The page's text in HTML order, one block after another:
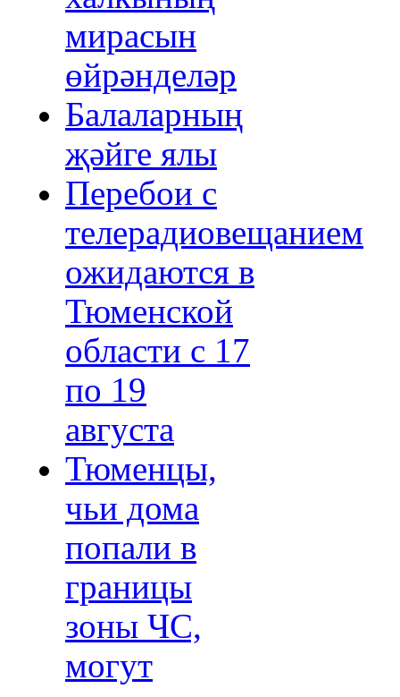
мирасын
өйрәнделәр
Балаларның
җәйге ялы
Перебои с
телерадиовещанием
ожидаются в
Тюменской
области с 17
по 19
августа
Тюменцы,
чьи дома
попали в
границы
зоны ЧС,
могут